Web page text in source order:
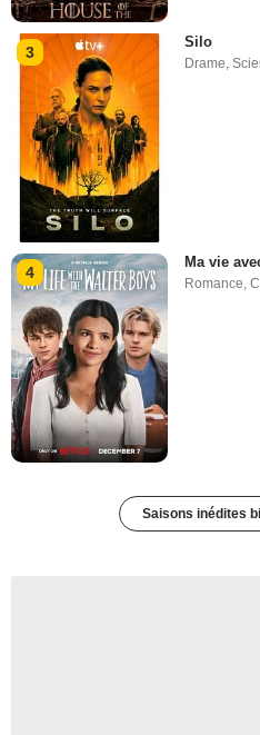
3
Silo
Drame ,
4
Ma vie
Romance,
Saisons inédites